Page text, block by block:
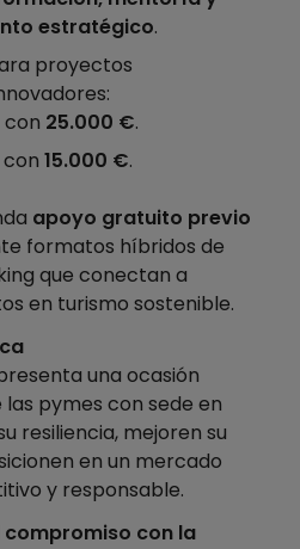
estratégico.
proyectos
25.000 €.
con15.000 €.
apoyo gratuito previo
formatos híbridos de
que conectan a
en turismo sostenible.
una ocasión
pymes con sede en
resiliencia, mejoren su
en un mercado
y responsable.
compromiso con la